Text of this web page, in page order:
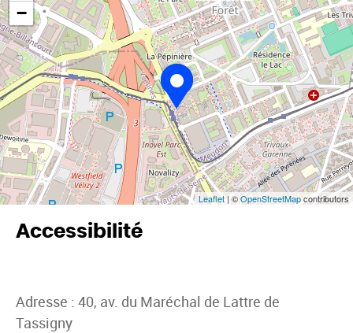
Accessibilité
Adresse : 40, av. du Maréchal de Lattre de
Tassigny
−
Leaflet| ©OpenStreetMapcontributors